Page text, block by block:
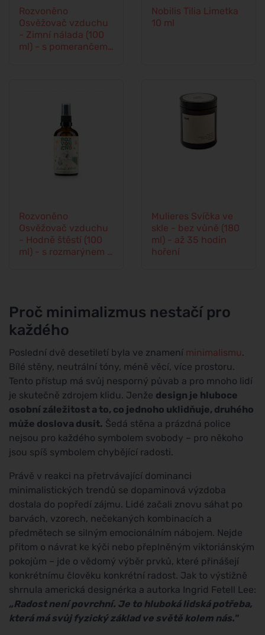
Rozvoněno
Osvěžovač vzduchu
- Zimní nálada (100
ml) - s pomerančem,
Nobilis Tilia Limetka
10 ml
Rozvoněno
Osvěžovač vzduchu
- Hodně štěstí (100
ml) - s rozmarýnem a
Mulieres Svíčka ve
skle - bez vůně (180
ml) - až 35 hodin
hoření
Proč minimalizmus nestačí pro
každého
Poslední dvě desetiletí byla ve znamení minimalismu.
Bílé stěny, neutrální tóny, méně věcí, více prostoru.
Tento přístup má svůj nesporný půvab a pro mnoho lidí
je skutečně zdrojem klidu. Jenže design je hluboce
osobní záležitost a to, co jednoho uklidňuje, druhého
může doslova dusit. Šedá stěna a prázdná police
nejsou pro každého symbolem svobody – pro někoho
jsou spíš symbolem chybějící radosti.
Právě v reakci na přetrvávající dominanci
minimalistických trendů se dopaminová výzdoba
dostala do popředí zájmu. Lidé začali znovu sáhat po
barvách, vzorech, nečekaných kombinacích a
předmětech se silným emocionálním nábojem. Nejde
přitom o návrat ke kýči nebo přeplněným viktoriánským
pokojům – jde o vědomý výběr prvků, které přinášejí
konkrétnímu člověku konkrétní radost. Jak to výstižně
shrnula americká designérka a autorka Ingrid Fetell Lee:
„Radost není povrchní. Je to hluboká lidská potřeba,
která má svůj fyzický základ ve světě kolem nás."